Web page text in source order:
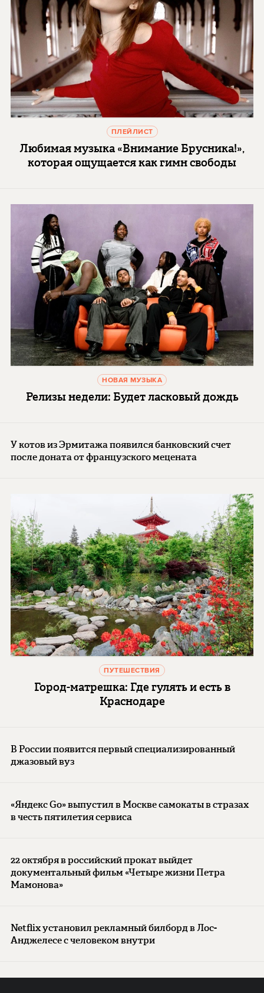
ПЛЕЙЛИСТ
Любимая музыка «Внимание Брусника!»,
которая ощущается как гимн свободы
НОВАЯ МУЗЫКА
Релизы недели: Будет ласковый дождь
У котов из Эрмитажа появился банковский счет
после доната от французского мецената
ПУТЕШЕСТВИЯ
Город-матрешка: Где гулять и есть в
Краснодаре
В России появится первый специализированный
джазовый вуз
«Яндекс Go» выпустил в Москве самокаты в стразах
в честь пятилетия сервиса
22 октября в российский прокат выйдет
документальный фильм «Четыре жизни Петра
Мамонова»
Netflix установил рекламный билборд в Лос-
Анджелесе с человеком внутри